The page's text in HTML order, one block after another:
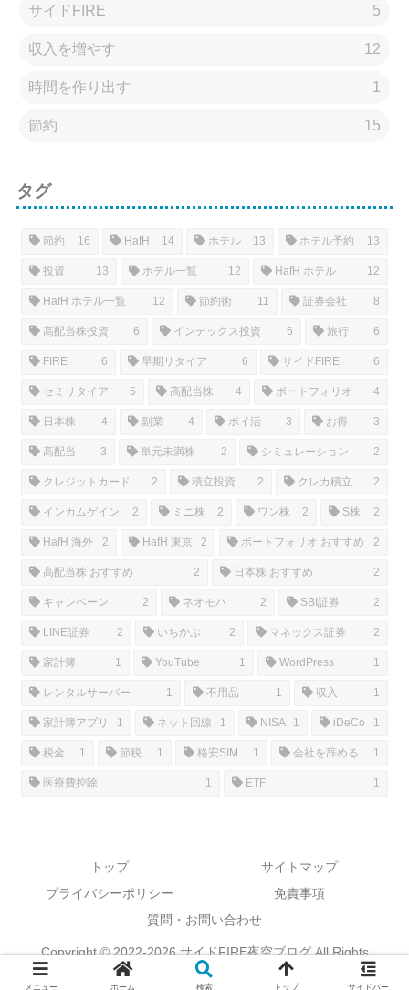
サイドFIRE 5
収入を増やす 12
時間を作り出す 1
節約 15
タグ
節約 16 HafH 14 ホテル 13 ホテル予約 13
投資 13 ホテル一覧 12 HafH ホテル 12
HafH ホテル一覧 12 節約術 11 証券会社 8
高配当株投資 6 インデックス投資 6 旅行 6
FIRE 6 早期リタイア 6 サイドFIRE 6
セミリタイア 5 高配当株 4 ポートフォリオ 4
日本株 4 副業 4 ポイ活 3 お得 3
高配当 3 単元未満株 2 シミュレーション 2
クレジットカード 2 積立投資 2 クレカ積立 2
インカムゲイン 2 ミニ株 2 ワン株 2 S株 2
HafH 海外 2 HafH 東京 2 ポートフォリオ おすすめ 2
高配当株 おすすめ 2 日本株 おすすめ 2
キャンペーン 2 ネオモバ 2 SBI証券 2
LINE証券 2 いちかぶ 2 マネックス証券 2
家計簿 1 YouTube 1 WordPress 1
レンタルサーバー 1 不用品 1 収入 1
家計簿アプリ 1 ネット回線 1 NISA 1 iDeCo 1
税金 1 節税 1 格安SIM 1 会社を辞める 1
医療費控除 1 ETF 1
トップ
サイトマップ
プライバシーポリシー
免責事項
質問・お問い合わせ
Copyright © 2022-2026 サイドFIRE夜空ブログ All Rights
Reserved.
メニュー ホーム 検索 トップ サイドバー